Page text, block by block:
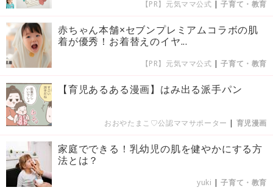
【PR】元気ママ公式 |子育て・教育
赤ちゃん本舗×セブンプレミアムコラボの肌
着が優秀！お着替えのイヤ...
【PR】元気ママ公式 |子育て・教育
【育児あるある漫画】はみ出る派手パン
おおやたまこ♡公認ママサポーター | 育児漫画
家庭でできる！乳幼児の肌を健やかにする方
法とは？
yuki |子育て・教育